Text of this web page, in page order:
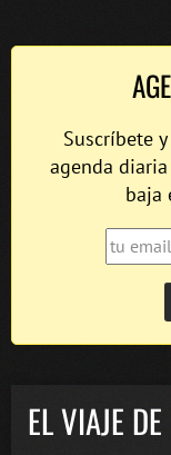
Suscríbete
agenda
baja
EL VIAJE